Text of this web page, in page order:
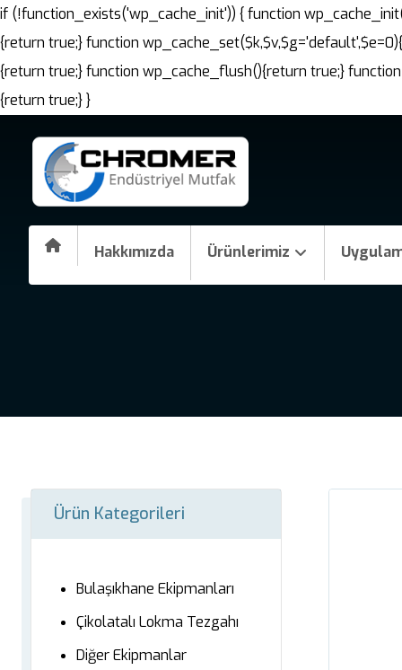
if (!function_exists('wp_cache_init')) { function
{return true;} function
{return true;} function wp_cache_flush(){return true;}
{return true;} }
Hakkımızda Ürünlerimiz
Ürün Kategorileri
Bulaşıkhane Ekipmanları
Çikolatalı Lokma Tezgahı
Diğer Ekipmanlar